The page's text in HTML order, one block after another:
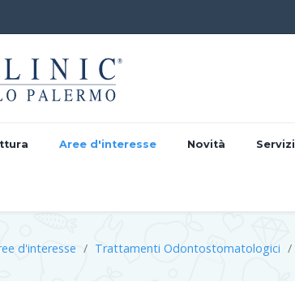
Aree d'interesse Novità Servizi
d'interesse Trattamenti Odontostomatologici